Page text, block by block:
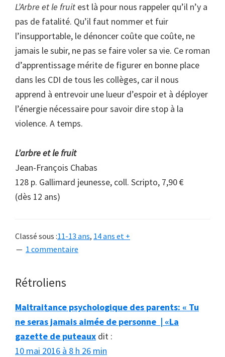
L’Arbre et le fruit est là pour nous rappeler qu’il n’y a
pas de fatalité. Qu’il faut nommer et fuir
l’insupportable, le dénoncer coûte que coûte, ne
jamais le subir, ne pas se faire voler sa vie. Ce roman
d’apprentissage mérite de figurer en bonne place
dans les CDI de tous les collèges, car il nous
apprend à entrevoir une lueur d’espoir et à déployer
l’énergie nécessaire pour savoir dire stop à la
violence. A temps.
L’arbre et le fruit
Jean-François Chabas
128 p. Gallimard jeunesse, coll. Scripto, 7,90 €
(dès 12 ans)
Classé sous :11-13 ans, 14 ans et +
1 commentaire
Interactions
lecteur
Rétroliens
Maltraitance psychologique des parents: « Tu
ne seras jamais aimée de personne | «La
gazette de puteaux dit :
10 mai 2016 à 8 h 26 min